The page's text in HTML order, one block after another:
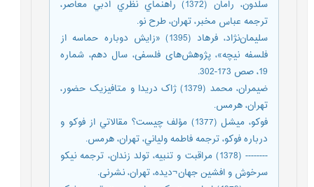
سلدون، رامان (1372) راهنماي نظري ادبي معاصر،
ترجمه عباس مخبر، تهران، طرح نو.
سلیمان‌نژاد، فرهاد (1395) «زایش دوباره حماسه از
فلسفه نیچه»، پژوهش‌های فلسفی، سال دهم، شماره
19، صص 173-302.
ضيمران، محمد (1379) ژاک دریدا و متافیزیک حضور،
تهران، هرمس.
فوكو، ميشل (1377) مؤلف چيست؟ مقالاتي از فوكو و
درباره فوكو، ترجمه فاطمه ولياني، تهران، هرمس.
-------- (1378) مراقبت و تنبيه، تولد زندان، ترجمه نيكو
سرخوش و افشين جهان¬ديده، تهران، نشرنی.